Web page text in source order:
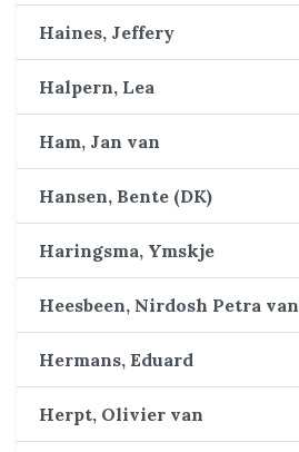
Haines, Jeffery
Halpern, Lea
Ham, Jan van
Hansen, Bente (DK)
Haringsma, Ymskje
Heesbeen, Nirdosh Petra van
Hermans, Eduard
Herpt, Olivier van